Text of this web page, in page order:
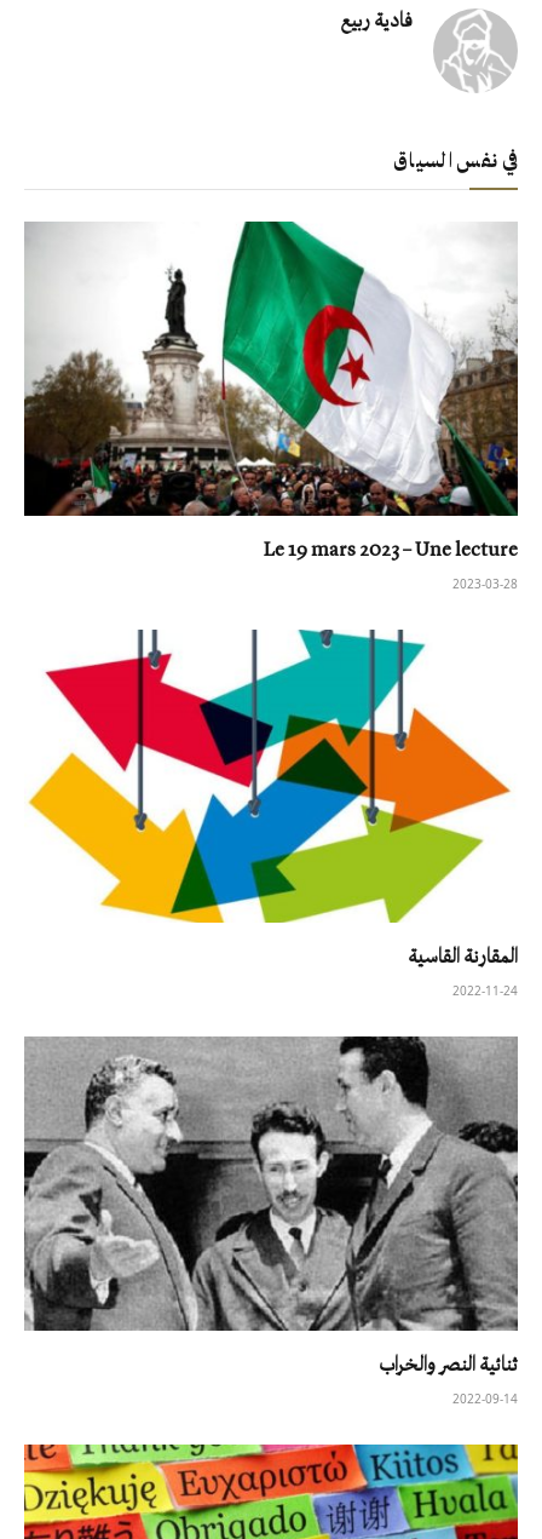
فادية ربيع
في نفس السياق
Le 19 mars 2023 – Une lecture
2023-03-28
المقارنة القاسية
2022-11-24
ثنائية النصر والخراب
2022-09-14